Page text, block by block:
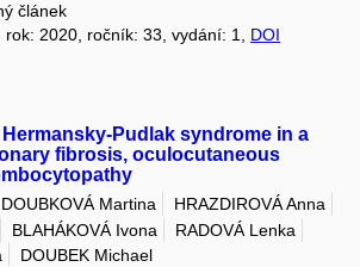
článek
, rok: 2020, ročník: 33, vydání: 1, DOI
Pudlak syndrome in a
fibrosis, oculocutaneous
DOUBKOVÁ Martina
HRAZDIROVÁ Anna
BLAHÁKOVÁ Ivona
RADOVÁ Lenka
DOUBEK Michael